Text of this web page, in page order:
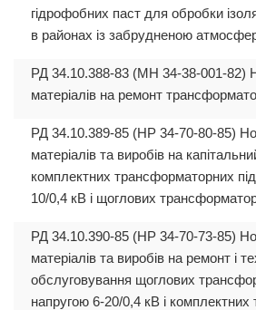
гідрофобних паст для обробки
в районах із забрудненою
РД 34.10.388-83 (МН 34-38-001-82)
матеріалів на ремонт
РД 34.10.389-85 (НР 34-70-80-85)
матеріалів та виробів на
комплектних трансформаторних
10/0,4 кВ і щоглових
РД 34.10.390-85 (НР 34-70-73-85)
матеріалів та виробів на ремонт і
обслуговування щоглових
напругою 6-20/0,4 кВ і